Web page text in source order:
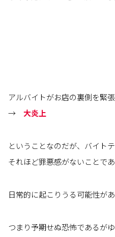
アルバイトがお店の裏側を
→ 大炎上
ということなのだが、バイト
それほど罪悪感がないことであ
日常的に起こりうる可能性が
つまり予期せぬ恐怖であるが